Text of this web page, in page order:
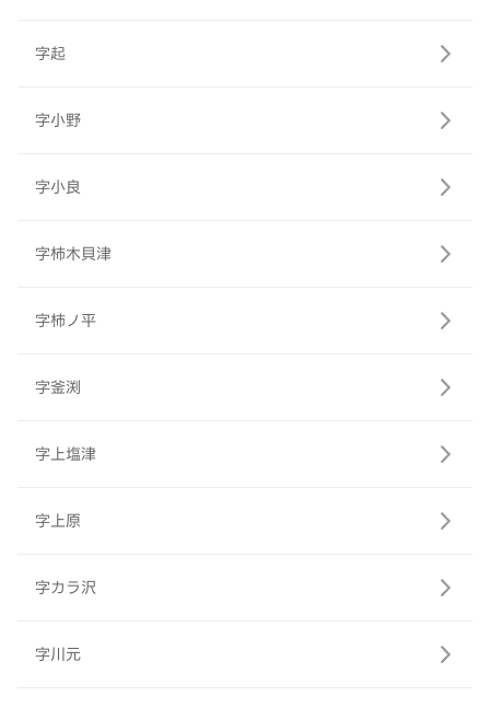
字起
字小野
字小良
字柿木貝津
字柿ノ平
字釜渕
字上塩津
字上原
字カラ沢
字川元